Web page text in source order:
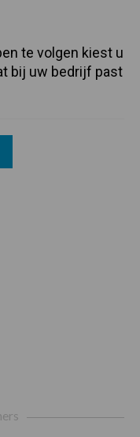
te volgen kiest u
bij uw bedrijf past